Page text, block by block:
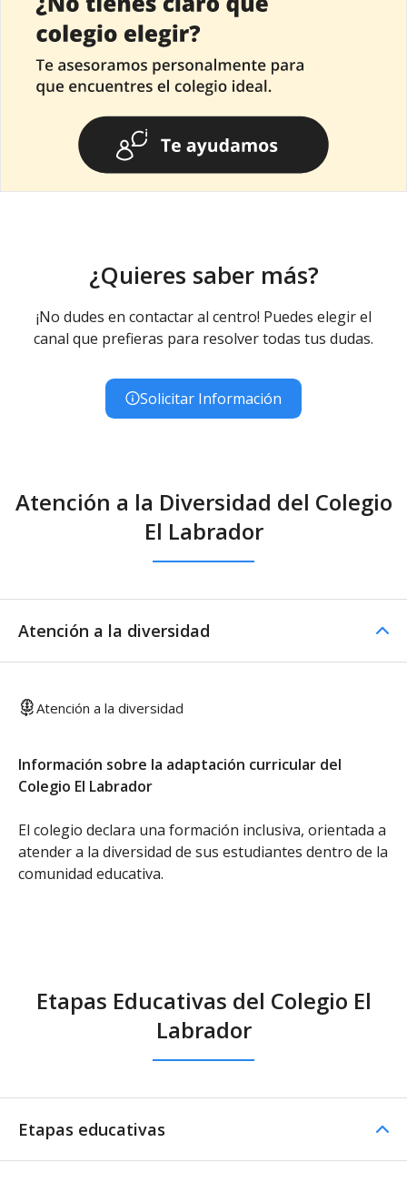
¿Quieres saber más?
¡No dudes en contactar al centro! Puedes elegir el
canal que prefieras para resolver todas tus dudas.
Solicitar Información
Atención a la Diversidad del Colegio
El Labrador
Atención a la diversidad
Atención a la diversidad
Información sobre la adaptación curricular del
Colegio El Labrador
El colegio declara una formación inclusiva, orientada a
atender a la diversidad de sus estudiantes dentro de la
comunidad educativa.
Etapas Educativas del Colegio El
Labrador
Etapas educativas